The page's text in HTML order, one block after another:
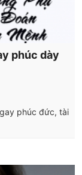
phúc dày
phúc đức, tài